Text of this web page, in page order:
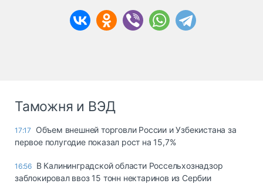
Таможня и ВЭД
17:17
Объем внешней торговли России и Узбекистана за
первое полугодие показал рост на 15,7%
16:56 В Калининградской области Россельхознадзор
заблокировал ввоз 15 тонн нектаринов из Сербии